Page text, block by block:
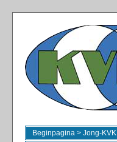
Beginpagina > Jong-KVK